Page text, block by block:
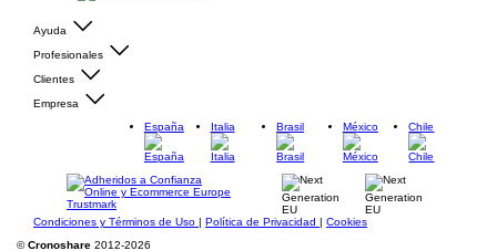
Ayuda
Profesionales
Clientes
Empresa
España
Italia Brasil México Chile
Condiciones y Términos de Uso | Política de Privacidad | Cookies
©Cronoshare 2012-2026